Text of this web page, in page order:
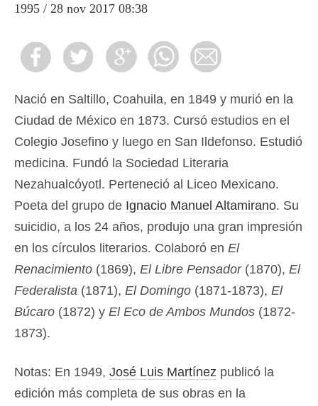
1995 / 28 nov 2017 08:38
Nació en Saltillo, Coahuila, en 1849 y murió en la
Ciudad de México en 1873. Cursó estudios en el
Colegio Josefino y luego en San Ildefonso. Estudió
medicina. Fundó la Sociedad Literaria
Nezahualcóyotl. Perteneció al Liceo Mexicano.
Poeta del grupo de Ignacio Manuel Altamirano. Su
suicidio, a los 24 años, produjo una gran impresión
en los círculos literarios. Colaboró en El
Renacimiento (1869), El Libre Pensador (1870), El
Federalista (1871), El Domingo (1871-1873), El
Búcaro (1872) y El Eco de Ambos Mundos (1872-
1873).
Notas: En 1949, José Luis Martínez publicó la
edición más completa de sus obras en la